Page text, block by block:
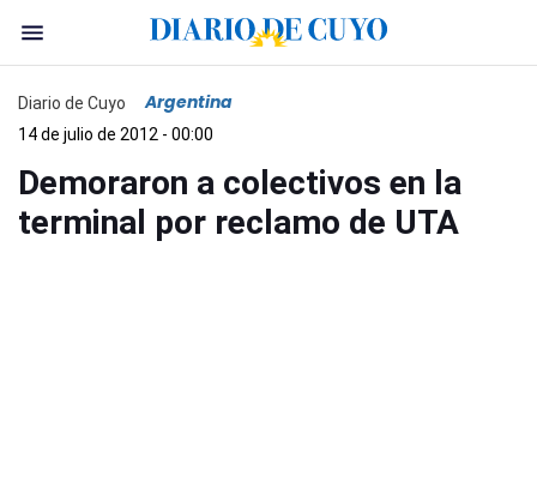
Diario de Cuyo Argentina
14 de julio de 2012 - 00:00
Demoraron a colectivos en la
terminal por reclamo de UTA